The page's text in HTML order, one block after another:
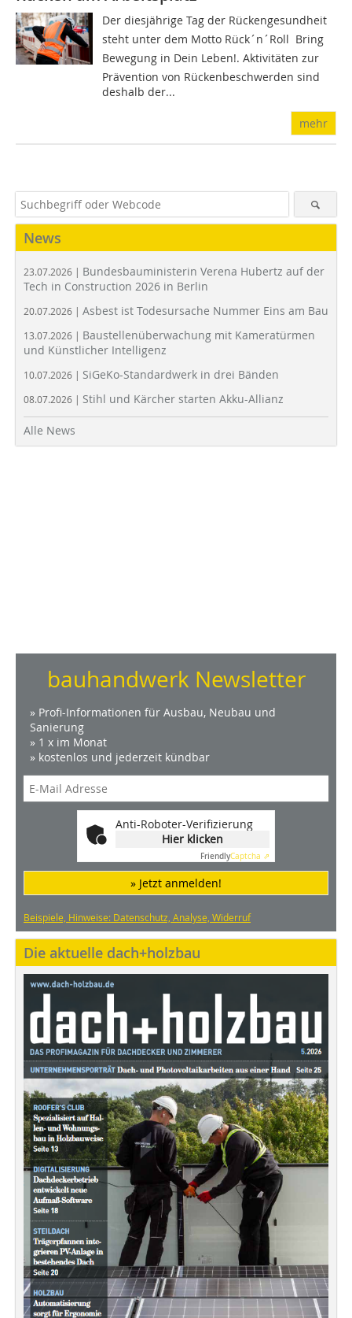
Der diesjährige Tag der Rückengesundheit
steht unter dem Motto Rück´n´Roll  Bring
Bewegung in Dein Leben!. Aktivitäten zur
Prävention von Rückenbeschwerden sind
deshalb der...
mehr
News
23.07.2026 | Bundesbauministerin Verena Hubertz auf der
Tech in Construction 2026 in Berlin
20.07.2026 | Asbest ist Todesursache Nummer Eins am Bau
13.07.2026 | Baustellenüberwachung mit Kameratürmen
und Künstlicher Intelligenz
10.07.2026 | SiGeKo-Standardwerk in drei Bänden
08.07.2026 | Stihl und Kärcher starten Akku-Allianz
Alle News
bauhandwerk Newsletter
» Profi-Informationen für Ausbau, Neubau und
Sanierung
» 1 x im Monat
» kostenlos und jederzeit kündbar
Anti-Roboter-Verifizierung
Hier klicken
FriendlyCaptcha ⇗
» Jetzt anmelden!
Beispiele, Hinweise: Datenschutz, Analyse, Widerruf
Die aktuelle dach+holzbau